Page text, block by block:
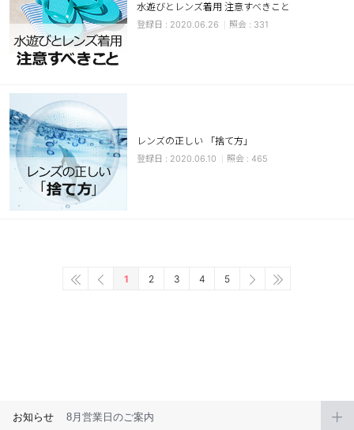
水遊びとレンズ着用 注意すべきこと
2020.06.26 331
レンズの正しい 「捨て方」
2020.06.10 465
1 2 3 4 5
お知らせ 8月営業日のご案内